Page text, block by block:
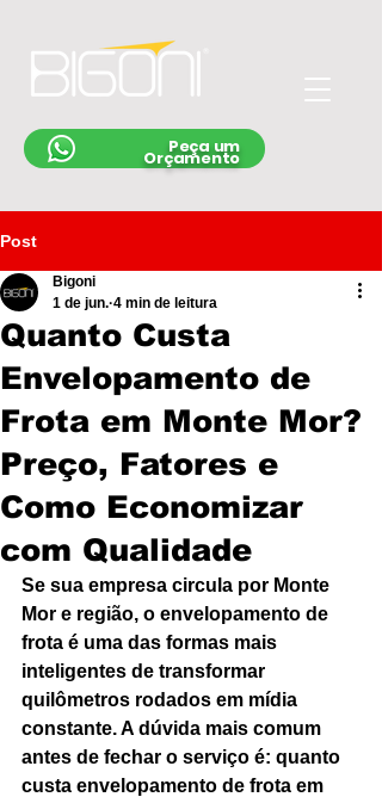
Peça um
Orçamento
Post
Quanto Custa
Envelopamento de
Frota em Monte Mor?
Preço, Fatores e
Como Economizar
com Qualidade
Bigoni
1 de jun. 4 min de leitura
Se sua empresa circula por Monte
Mor e região, o envelopamento de
frota é uma das formas mais
inteligentes de transformar
quilômetros rodados em mídia
constante. A dúvida mais comum
antes de fechar o serviço é: quanto
custa envelopamento de frota em